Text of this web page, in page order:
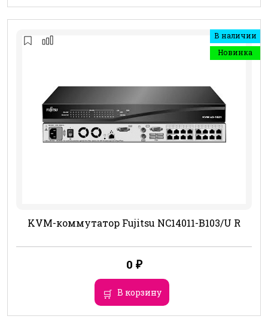
В наличии
Новинка
KVM-коммутатор Fujitsu NC14011-B103/U R
0 ₽
В корзину